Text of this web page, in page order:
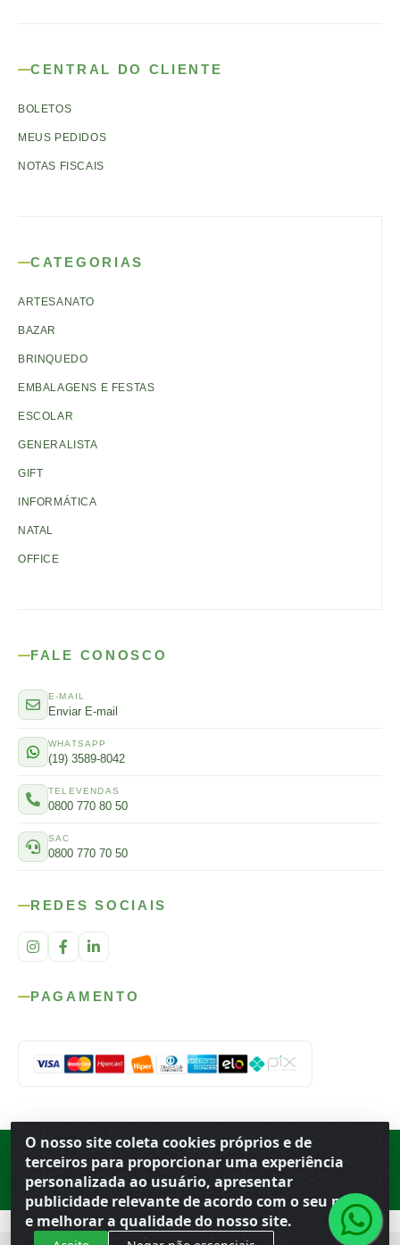
O nosso site coleta cookies próprios e de
terceiros para proporcionar uma experiência
personalizada ao usuário, apresentar
publicidade relevante de acordo com o seu perfil
e melhorar a qualidade do nosso site.
CENTRAL DO CLIENTE
BOLETOS
MEUS PEDIDOS
NOTAS FISCAIS
CATEGORIAS
ARTESANATO
BAZAR
BRINQUEDO
EMBALAGENS E FESTAS
ESCOLAR
GENERALISTA
GIFT
INFORMÁTICA
NATAL
OFFICE
FALE CONOSCO
E-MAIL
Enviar E-mail
WHATSAPP
(19) 3589-8042
TELEVENDAS
0800 770 80 50
SAC
0800 770 70 50
REDES SOCIAIS
PAGAMENTO
Rod. SP-215, s/n, km 98 — Área Rural Porto Ferreira ·BR
· CEP
· CNPJ 56.679.863/0001-91
© 2026 Atacado Ideal